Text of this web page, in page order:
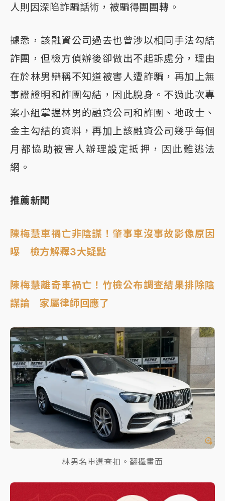
人則因深陷詐騙話術，被騙得團團轉。
據悉，該融資公司過去也曾涉以相同手法勾結
詐團，但檢方偵辦後卻做出不起訴處分，理由
在於林男辯稱不知道被害人遭詐騙，再加上無
事證證明和詐團勾結，因此脫身。不過此次專
案小組掌握林男的融資公司和詐團、地政士、
金主勾結的資料，再加上該融資公司幾乎每個
月都協助被害人辦理設定抵押，因此難逃法
網。
推薦新聞
陳梅慧車禍亡非陰謀！肇事車沒事故影像原因
曝 檢方解釋3大疑點
陳梅慧離奇車禍亡！竹檢公布調查結果排除陰
謀論 家屬律師回應了
林男名車遭查扣。翻攝畫面